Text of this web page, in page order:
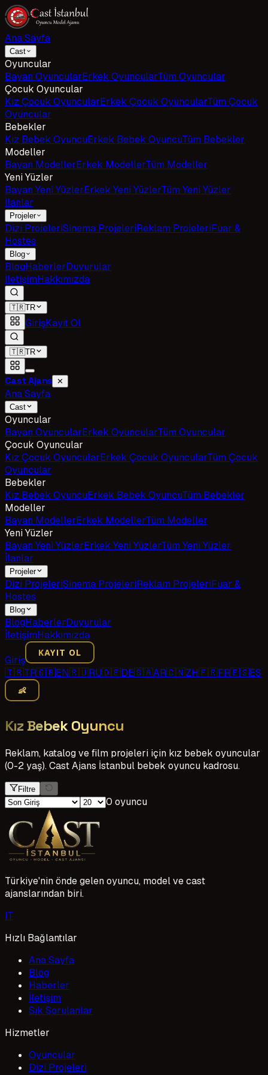
Ana Sayfa
Cast
Oyuncular
Bayan OyuncularErkek OyuncularTüm Oyuncular
Çocuk Oyuncular
Kız Çocuk OyuncularErkek Çocuk OyuncularTüm Çocuk
Oyuncular
Bebekler
Kız Bebek OyuncuErkek Bebek OyuncuTüm Bebekler
Modeller
Bayan ModellerErkek ModellerTüm Modeller
Yeni Yüzler
Bayan Yeni YüzlerErkek Yeni YüzlerTüm Yeni Yüzler
İlanlar
Projeler
Dizi ProjeleriSinema ProjeleriReklam ProjeleriFuar &
Hostes
Blog
BlogHaberlerDuyurular
İletişimHakkımızda
🇹🇷TR
GirişKayıt Ol
🇹🇷TR
Cast Ajans ✕
Ana Sayfa
Cast
Oyuncular
Bayan OyuncularErkek OyuncularTüm Oyuncular
Çocuk Oyuncular
Kız Çocuk OyuncularErkek Çocuk OyuncularTüm Çocuk
Oyuncular
Bebekler
Kız Bebek OyuncuErkek Bebek OyuncuTüm Bebekler
Modeller
Bayan ModellerErkek ModellerTüm Modeller
Yeni Yüzler
Bayan Yeni YüzlerErkek Yeni YüzlerTüm Yeni Yüzler
İlanlar
Projeler
Dizi ProjeleriSinema ProjeleriReklam ProjeleriFuar &
Hostes
Blog
BlogHaberlerDuyurular
İletişimHakkımızda
Giriş
KAYIT OL
🇹🇷TR🇬🇧EN🇷🇺RU🇩🇪DE🇸🇦AR🇨🇳ZH🇫🇷FR🇪🇸ES
👶
Kız Bebek Oyuncu
Reklam, katalog ve film projeleri için kız bebek oyuncular
(0-2 yaş). Cast Ajans İstanbul bebek oyuncu kadrosu.
Filtre
0 oyuncu
Türkiye'nin önde gelen oyuncu, model ve cast
ajanslarından biri.
IT
Hızlı Bağlantılar
Ana Sayfa
Blog
Haberler
İletişim
Sık Sorulanlar
Hizmetler
Oyuncular
Dizi Projeleri